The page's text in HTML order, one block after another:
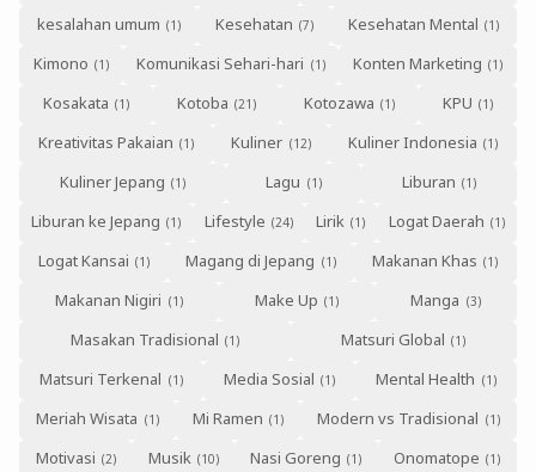
kesalahan umum
Kesehatan
Kesehatan Mental
Kimono
Komunikasi Sehari-hari
Konten Marketing
Kosakata
Kotoba Kotozawa
KPU
Kreativitas Pakaian
Kuliner
Kuliner Indonesia
Kuliner Jepang
Lagu
Liburan
Liburan ke Jepang
Lifestyle Lirik
Logat Daerah
Logat Kansai
Magang di Jepang
Makanan Khas
Makanan Nigiri
Make Up
Manga
Masakan Tradisional
Matsuri Global
Matsuri Terkenal
Media Sosial
Mental Health
Meriah Wisata
Mi Ramen
Modern vs Tradisional
Motivasi
Musik Nasi Goreng
Onomatope